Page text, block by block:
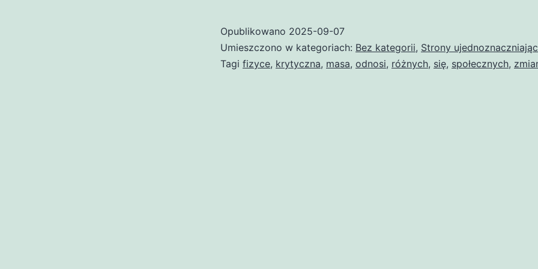
Opublikowano 2025-09-07
Umieszczono w kategoriach: Bez kategorii, Strony
Tagi fizyce, krytyczna, masa, odnosi, różnych, się, społecznych,